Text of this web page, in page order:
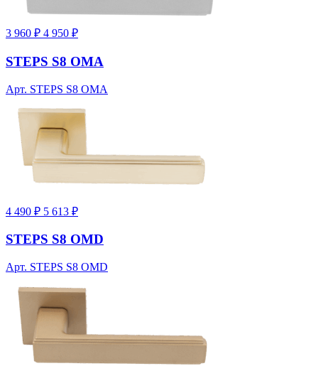
3 960 ₽ 4 950 ₽
STEPS S8 OMA
Арт. STEPS S8 OMA
4 490 ₽ 5 613 ₽
STEPS S8 OMD
Арт. STEPS S8 OMD